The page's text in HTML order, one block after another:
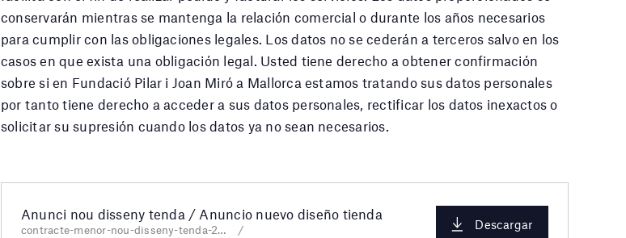
conservarán mientras se mantenga la relación comercial o durante los años necesarios
para cumplir con las obligaciones legales. Los datos no se cederán a terceros salvo en los
casos en que exista una obligación legal. Usted tiene derecho a obtener confirmación
sobre si en Fundació Pilar i Joan Miró a Mallorca estamos tratando sus datos personales
por tanto tiene derecho a acceder a sus datos personales, rectificar los datos inexactos o
solicitar su supresión cuando los datos ya no sean necesarios.
Anunci nou disseny tenda / Anuncio nuevo diseño tienda
contracte-menor-nou-disseny-tenda-2018-06.pdf Descargar